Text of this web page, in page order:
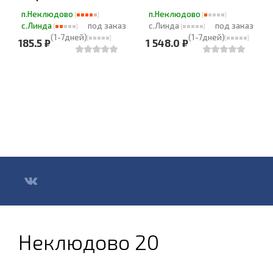
п.Неклюдово
с.Линда
под заказ
(1-7дней)
185.5 ₽
п.Неклюдово
с.Линда
под заказ
(1-7дней)
1 548.0 ₽
Неклюдово 20